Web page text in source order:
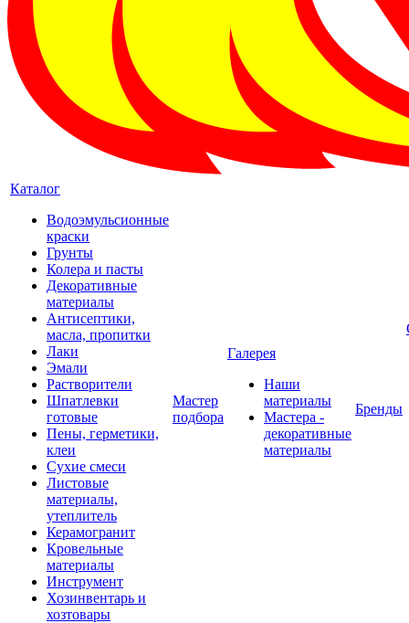
Каталог
Водоэмульсионные
краски
Грунты
Колера и пасты
Декоративные
материалы
Антисептики,
масла, пропитки
Лаки
Эмали
Растворители
Шпатлевки
готовые
Пены, герметики,
клеи
Сухие смеси
Листовые
материалы,
утеплитель
Керамогранит
Кровельные
материалы
Инструмент
Хозинвентарь и
хозтовары
Мастер
подбора
Галерея
Наши
материалы
Мастера -
декоративные
материалы
Бренды